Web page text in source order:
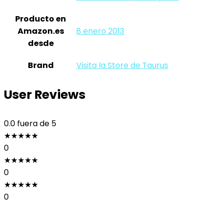
Producto en
Amazon.es
desde
8 enero 2013
Brand Visita la Store de Taurus
User Reviews
0.0 fuera de 5
★★★★★
0
★★★★★
0
★★★★★
0